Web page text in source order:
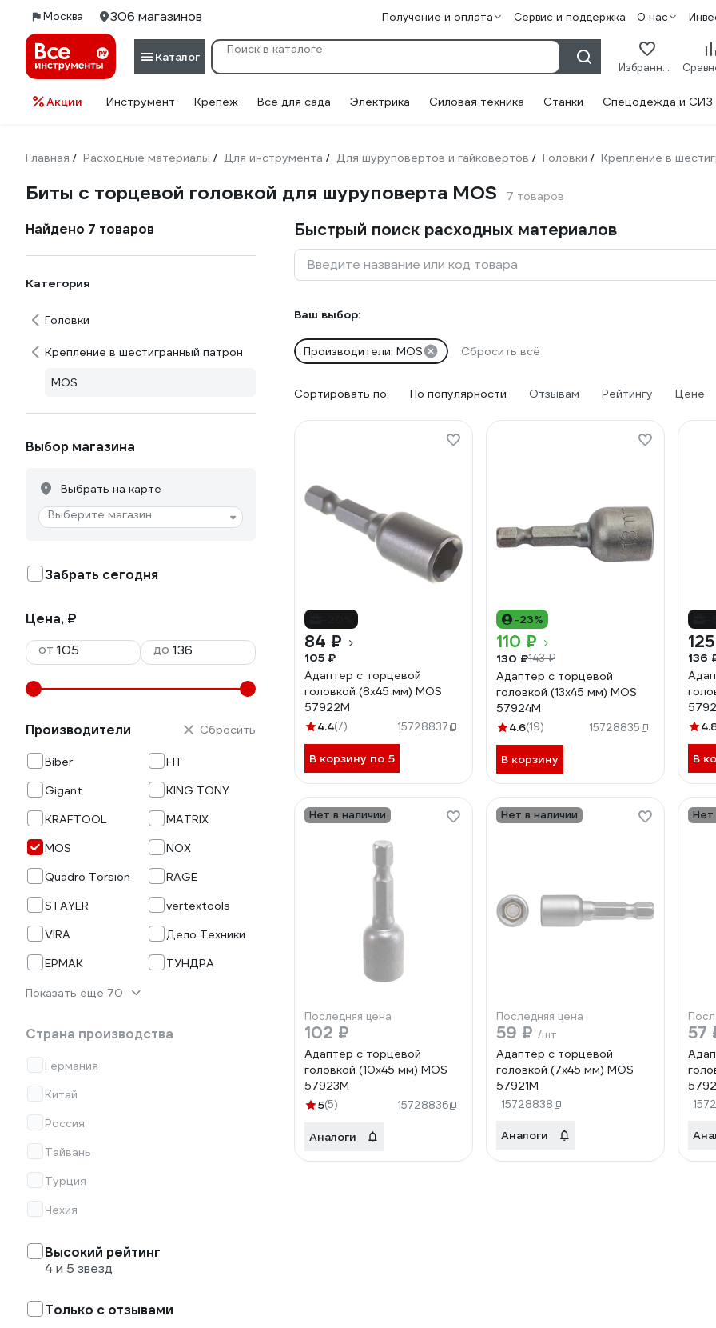
Москва 306 магазинов Получение и оплата Сервис и поддержка О нас
Каталог
Избранное
Акции Инструмент Крепеж Всё для сада Электрика Силовая техника Станки Спецодежда и СИЗ
Главная / Расходные материалы / Для инструмента / Для шуруповертов и гайковертов / Головки / Крепление в
Биты с торцевой головкой для шуруповерта MOS 7 товаров
Найдено 7 товаров
Категория
Головки
Крепление в шестигранный патрон
MOS
Выбор магазина
Выбрать на карте
Выберите магазин
Забрать сегодня
Цена, ₽
от
до
Производители
Biber
FIT
Gigant
KING TONY
KRAFTOOL
MATRIX
MOS
NOX
Quadro Torsion
RAGE
STAYER
vertextools
VIRA
Дело Техники
ЕРМАК
ТУНДРА
Показать еще 70
Сбросить
Страна производства
Германия
Китай
Россия
Тайвань
Турция
Чехия
Высокий рейтинг
4 и 5 звезд
Только с отзывами
Быстрый поиск расходных материалов
Введите название или код товара
Ваш выбор:
Производители: MOS Сбросить всё
Сортировать по: По популярности Отзывам Рейтингу Цене
84 ₽
105 ₽
Адаптер с торцевой
головкой (8x45 мм) MOS
57922М
4.4(7) 15728837
В корзину по 5
-23%
110 ₽
130 ₽143 ₽
Адаптер с торцевой
головкой (13x45 мм) MOS
57924М
4.6(19) 15728835
В корзину
136
В
Нет в наличии
Последняя цена
102 ₽
Адаптер с торцевой
головкой (10x45 мм) MOS
57923М
5(5) 15728836
Аналоги
Нет в наличии
Последняя цена
59 ₽ /шт
Адаптер с торцевой
головкой (7x45 мм) MOS
57921М
15728838
Аналоги
Нет
57